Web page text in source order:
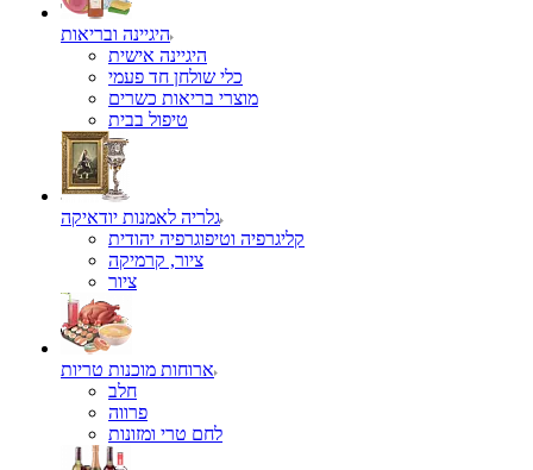
היגיינה ובריאות
היגיינה אישית
כלי שולחן חד פעמי
מוצרי בריאות כשרים
טיפול בבית
גלריה לאמנות יודאיקה
קליגרפיה וטיפוגרפיה יהודית
ציור, קרמיקה
ציור
ארוחות מוכנות טריות
חלב
פרווה
לחם טרי ומזונות